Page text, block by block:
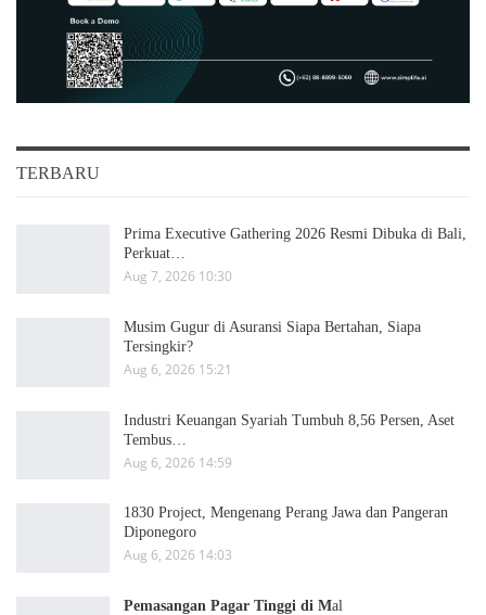
TERBARU
Prima Executive Gathering 2026 Resmi Dibuka di Bali,
Perkuat…
Aug 7, 2026 10:30
Musim Gugur di Asuransi Siapa Bertahan, Siapa
Tersingkir?
Aug 6, 2026 15:21
Industri Keuangan Syariah Tumbuh 8,56 Persen, Aset
Tembus…
Aug 6, 2026 14:59
1830 Project, Mengenang Perang Jawa dan Pangeran
Diponegoro
Aug 6, 2026 14:03
Pemasangan Pagar Tinggi di Mal